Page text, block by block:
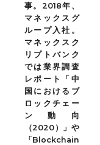
事。2018年、
マネックスグ
ループ入社。
マネックスク
リプトバンク
では業界調査
レポート「中
国におけるブ
ロックチェー
ン動向
（2020）」や
「Blockchain